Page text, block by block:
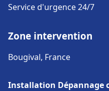
Service d'urgence 24/7
Zone intervention
Bougival, France
Installation Dépannage